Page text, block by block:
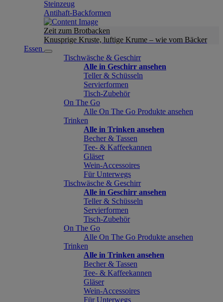
Steinzeug
Antihaft-Backformen
Zeit zum Brotbacken
Knusprige Kruste, luftige Krume – wie vom Bäcker
Essen
Tischwäsche & Geschirr
Alle in Geschirr ansehen
Teller & Schüsseln
Servierformen
Tisch-Zubehör
On The Go
Alle On The Go Produkte ansehen
Trinken
Alle in Trinken ansehen
Becher & Tassen
Tee- & Kaffeekannen
Gläser
Wein-Accessoires
Für Unterwegs
Tischwäsche & Geschirr
Alle in Geschirr ansehen
Teller & Schüsseln
Servierformen
Tisch-Zubehör
On The Go
Alle On The Go Produkte ansehen
Trinken
Alle in Trinken ansehen
Becher & Tassen
Tee- & Kaffeekannen
Gläser
Wein-Accessoires
Für Unterwegs